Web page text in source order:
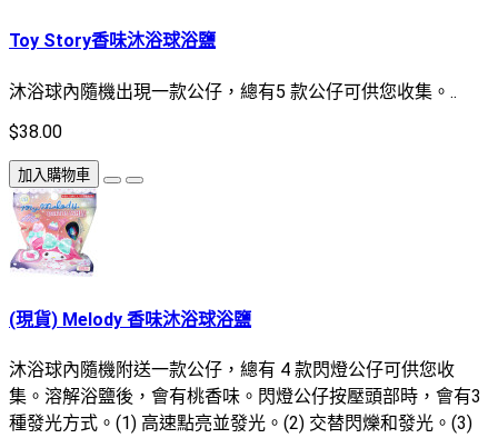
Toy Story香味沐浴球浴鹽
沐浴球內隨機出現一款公仔，總有5 款公仔可供您收集。..
$38.00
加入購物車
(現貨) Melody 香味沐浴球浴鹽
沐浴球內隨機附送一款公仔，總有 4 款閃燈公仔可供您收
集。溶解浴鹽後，會有桃香味。閃燈公仔按壓頭部時，會有3
種發光方式。(1) 高速點亮並發光。(2) 交替閃爍和發光。(3)